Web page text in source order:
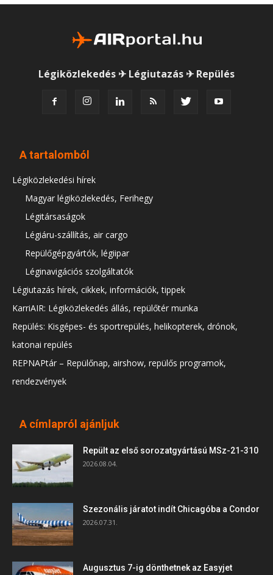
Légiközlekedés ✈ Légiutazás ✈ Repülés
A tartalomból
Légiközlekedési hírek
Magyar légiközlekedés, Ferihegy
Légitársaságok
Légiáru-szállítás, air cargo
Repülőgépgyártók, légiipar
Léginavigációs szolgáltatók
Légiutazás hírek, cikkek, információk, tippek
KarriAIR: Légiközlekedés állás, repülőtér munka
Repülés: Kisgépes- és sportrepülés, helikopterek, drónok,
katonai repülés
REPNAPtár – Repülőnap, airshow, repülős programok,
rendezvények
A címlapról ajánljuk
Repült az első sorozatgyártású MSz-21-310
2026.08.04.
Szezonális járatot indít Chicagóba a Condor
2026.07.31.
Augusztus 7-ig dönthetnek az Easyjet